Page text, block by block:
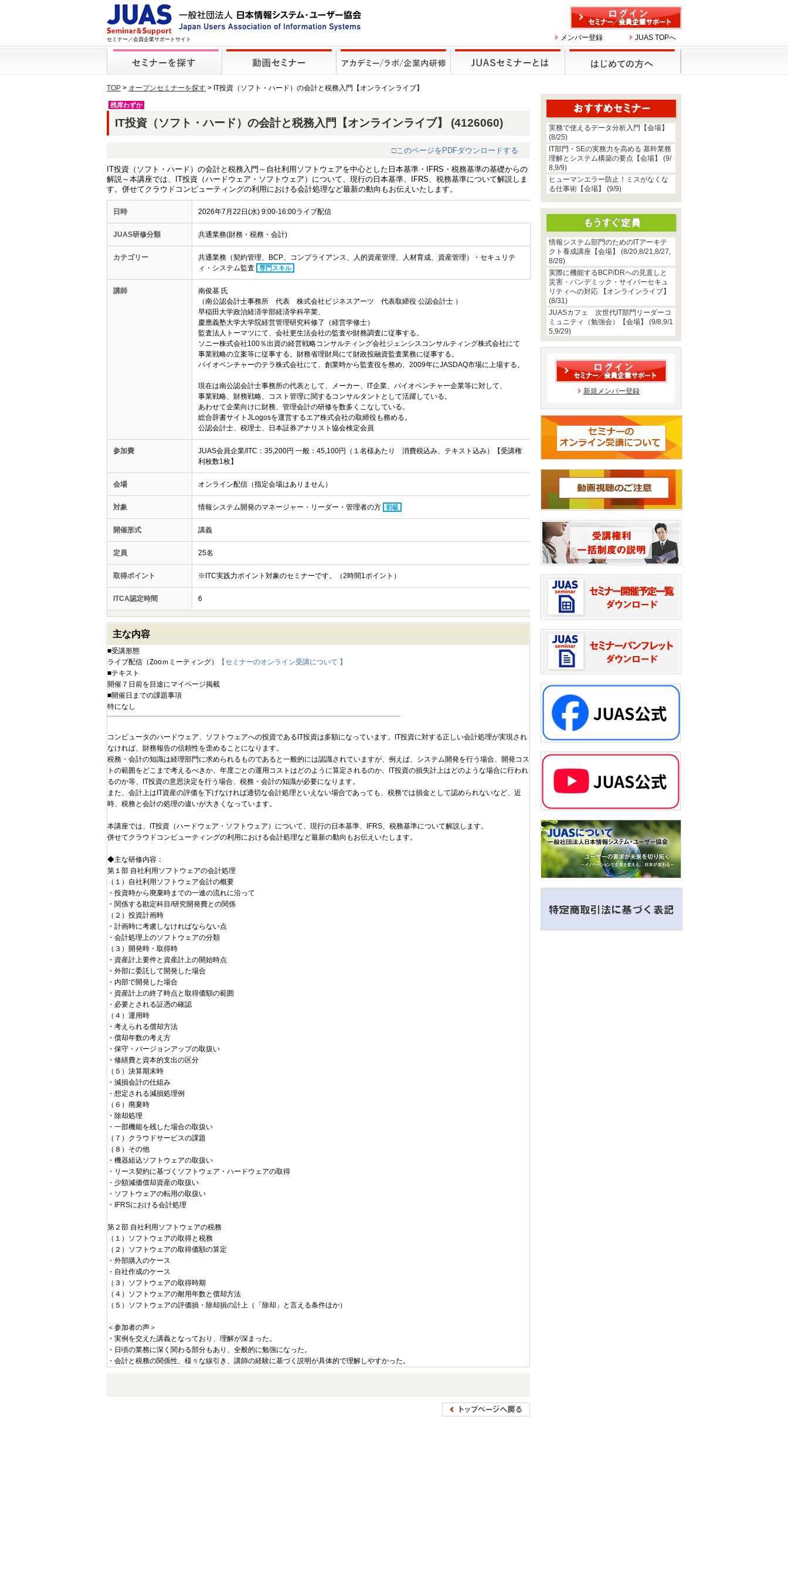
セミナー／会員企業サポートサイト メンバー登録 JUAS TOPへ
TOP > オープンセミナーを探す > IT投資（ソフト・ハード）の会計と税務入門【オンラインライブ】
残席わずか
IT投資（ソフト・ハード）の会計と税務入門【オンラインライブ】 (4126060)
□このページをPDFダウンロードする
IT投資（ソフト・ハード）の会計と税務入門～自社利用ソフトウェアを中心とした日本基準・IFRS・税務基準の基礎からの
解説～本講座では、IT投資（ハードウェア・ソフトウェア）について、現行の日本基準、IFRS、税務基準について解説しま
す。併せてクラウドコンピューティングの利用における会計処理など最新の動向もお伝えいたします。
日時 2026年7月22日(水) 9:00-16:00ライブ配信
JUAS研修分類 共通業務(財務・税務・会計)
カテゴリー
共通業務（契約管理、BCP、コンプライアンス、人的資産管理、人材育成、資産管理）・セキュリテ
ィ・システム監査
専門スキル
講師
南俊基 氏
（南公認会計士事務所 代表 株式会社ビジネスアーツ 代表取締役 公認会計士 ）
早稲田大学政治経済学部経済学科卒業、
慶應義塾大学大学院経営管理研究科修了（経営学修士）
監査法人トーマツにて、会社更生法会社の監査や財務調査に従事する。
ソニー株式会社100％出資の経営戦略コンサルティング会社ジェンシスコンサルティング株式会社にて
事業戦略の立案等に従事する。財務省理財局にて財政投融資監査業務に従事する。
バイオベンチャーのテラ株式会社にて、創業時から監査役を務め、2009年にJASDAQ市場に上場する。
現在は南公認会計士事務所の代表として、メーカー、IT企業、バイオベンチャー企業等に対して、
事業戦略、財務戦略、コスト管理に関するコンサルタントとして活躍している。
あわせて企業向けに財務、管理会計の研修を数多くこなしている。
総合辞書サイトJLogosを運営するエア株式会社の取締役も務める。
公認会計士、税理士、日本証券アナリスト協会検定会員
参加費
JUAS会員企業/ITC：35,200円 一般：45,100円（１名様あたり 消費税込み、テキスト込み）【受講権
利枚数1枚】
会場 オンライン配信（指定会場はありません）
対象 情報システム開発のマネージャー・リーダー・管理者の方 初級
開催形式 講義
定員 25名
取得ポイント ※ITC実践力ポイント対象のセミナーです。（2時間1ポイント）
ITCA認定時間 6
主な内容
■受講形態
ライブ配信（Zooｍミーティング）
【セミナーのオンライン受講について 】
■テキスト
開催７日前を目途にマイページ掲載
■開催日までの課題事項
特になし
コンピュータのハードウェア、ソフトウェアへの投資であるIT投資は多額になっています。IT投資に対する正しい会計処理が実現され
なければ、財務報告の信頼性を歪めることになります。
税務・会計の知識は経理部門に求められるものであると一般的には認識されていますが、例えば、システム開発を行う場合、開発コス
トの範囲をどこまで考えるべきか、年度ごとの運用コストはどのように算定されるのか、IT投資の損失計上はどのような場合に行われ
るのか等、IT投資の意思決定を行う場合、税務・会計の知識が必要になります。
また、会計上はIT資産の評価を下げなければ適切な会計処理といえない場合であっても、税務では損金として認められないなど、近
時、税務と会計の処理の違いが大きくなっています。
本講座では、IT投資（ハードウェア・ソフトウェア）について、現行の日本基準、IFRS、税務基準について解説します。
併せてクラウドコンピューティングの利用における会計処理など最新の動向もお伝えいたします。
◆主な研修内容：
第１部 自社利用ソフトウェアの会計処理
（１）自社利用ソフトウェア会計の概要
・投資時から廃棄時までの一連の流れに沿って
・関係する勘定科目/研究開発費との関係
（２）投資計画時
・計画時に考慮しなければならない点
・会計処理上のソフトウェアの分類
（３）開発時・取得時
・資産計上要件と資産計上の開始時点
・外部に委託して開発した場合
・内部で開発した場合
・資産計上の終了時点と取得価額の範囲
・必要とされる証憑の確認
（４）運用時
・考えられる償却方法
・償却年数の考え方
・保守・バージョンアップの取扱い
・修繕費と資本的支出の区分
（５）決算期末時
・減損会計の仕組み
・想定される減損処理例
（６）廃棄時
・除却処理
・一部機能を残した場合の取扱い
（７）クラウドサービスの課題
（８）その他
・機器組込ソフトウェアの取扱い
・リース契約に基づくソフトウェア・ハードウェアの取得
・少額減価償却資産の取扱い
・ソフトウェアの転用の取扱い
・IFRSにおける会計処理
第２部 自社利用ソフトウェアの税務
（１）ソフトウェアの取得と税務
（２）ソフトウェアの取得価額の算定
・外部購入のケース
・自社作成のケース
（３）ソフトウェアの取得時期
（４）ソフトウェアの耐用年数と償却方法
（５）ソフトウェアの評価損・除却損の計上（「除却」と言える条件ほか）
＜参加者の声＞
・実例を交えた講義となっており、理解が深まった。
・日頃の業務に深く関わる部分もあり、全般的に勉強になった。
・会計と税務の関係性、様々な線引き、講師の経験に基づく説明が具体的で理解しやすかった。
実務で使えるデータ分析入門【会場】
(8/25)
IT部門・SEの実務力を高める 基幹業務
理解とシステム構築の要点【会場】 (9/
8,9/9)
ヒューマンエラー防止！ミスがなくな
る仕事術【会場】 (9/9)
情報システム部門のためのITアーキテ
クト養成講座【会場】 (8/20,8/21,8/27,
8/28)
実際に機能するBCP/DRへの見直しと
災害・パンデミック・サイバーセキュ
リティへの対応 【オンラインライブ】
(8/31)
JUASカフェ 次世代IT部門リーダーコ
ミュニティ（勉強会）【会場】 (9/8,9/1
5,9/29)
新規メンバー登録